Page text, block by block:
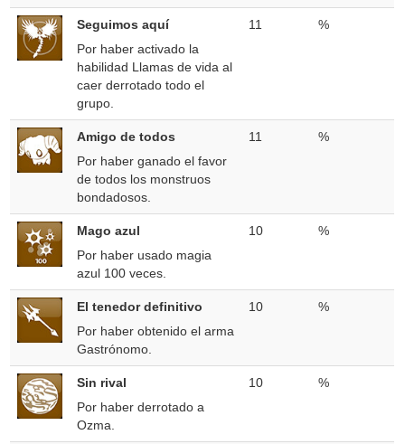
Seguimos aquí
Por haber activado la
habilidad Llamas de vida al
caer derrotado todo el
grupo.
11 %
Amigo de todos
Por haber ganado el favor
de todos los monstruos
bondadosos.
11 %
Mago azul
Por haber usado magia
azul 100 veces.
10 %
El tenedor definitivo
Por haber obtenido el arma
Gastrónomo.
10 %
Sin rival
Por haber derrotado a
Ozma.
10 %